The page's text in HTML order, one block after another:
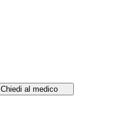
Chiedi al medico